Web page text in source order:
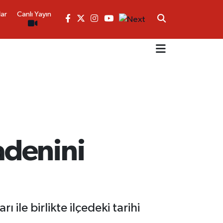
Canlı Yayın
ile birlikte ilçedeki tarihi